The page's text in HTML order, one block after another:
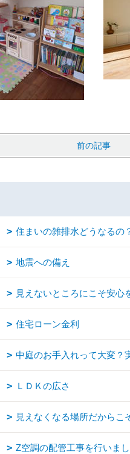
前の記事
住まいの雑排水どうなるの
地震への備え
見えないところにこそ安心
住宅ローン金利
中庭のお手入れって大変？
ＬＤＫの広さ
見えなくなる場所だからこ
Z空調の配管工事を行いまし